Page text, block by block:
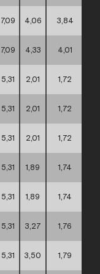
7,09 4,06 3,84
7,09 4,33 4,01
5,31 2,01 1,72
5,31 2,01 1,72
5,31 2,01 1,72
5,31 1,89 1,74
5,31 1,89 1,74
5,31 3,27 1,76
5,31 3,50 1,79